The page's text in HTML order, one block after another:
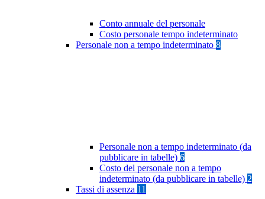
Conto annuale del personale
Costo personale tempo indeterminato
Personale non a tempo indeterminato 8
Personale non a tempo indeterminato (da
pubblicare in tabelle) 6
Costo del personale non a tempo
indeterminato (da pubblicare in tabelle) 2
Tassi di assenza 11